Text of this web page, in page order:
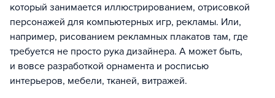
который занимается иллюстрированием, отрисовкой
персонажей для компьютерных игр, рекламы. Или,
например, рисованием рекламных плакатов там, где
требуется не просто рука дизайнера. А может быть,
и вовсе разработкой орнамента и росписью
интерьеров, мебели, тканей, витражей.